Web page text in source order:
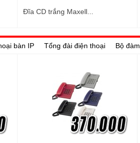
Đĩa CD trắng Maxell...
bàn IP Tổng đài điện thoại Bộ đàm